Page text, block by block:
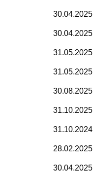
30.04.2025
30.04.2025
31.05.2025
31.05.2025
30.08.2025
31.10.2025
31.10.2024
28.02.2025
30.04.2025